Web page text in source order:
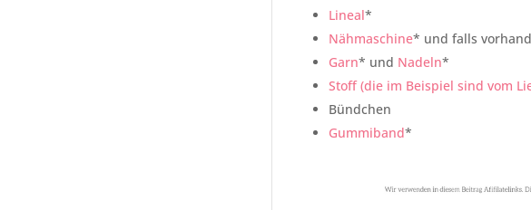
Lineal*
Nähmaschine* und falls
Garn* und Nadeln*
Stoff (die im Beispiel sind vom
Bündchen
Gummiband*